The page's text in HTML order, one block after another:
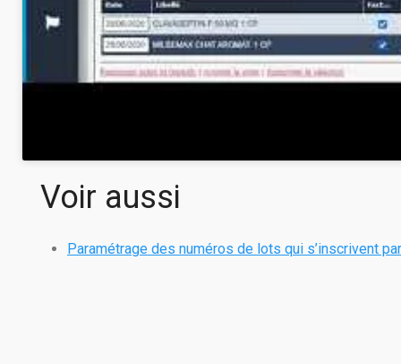
Voir aussi
Paramétrage des numéros de lots qui s’inscrivent